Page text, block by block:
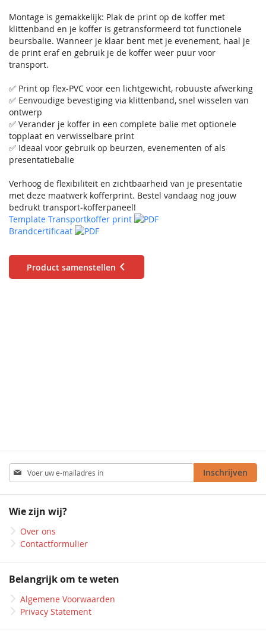
Montage is gemakkelijk: Plak de print op de koffer met
klittenband en je koffer is getransformeerd tot functionele
beursbalie. Wanneer je klaar bent met je evenement, haal je
de print eraf en gebruik je de koffer weer puur voor
transport.
✅ Print op flex‑PVC voor een lichtgewicht, robuuste afwerking
✅ Eenvoudige bevestiging via klittenband, snel wisselen van
ontwerp
✅ Verander je koffer in een complete balie met optionele
topplaat en verwisselbare print
✅ Ideaal voor gebruik op beurzen, evenementen of als
presentatiebalie
Verhoog de flexibiliteit en zichtbaarheid van je presentatie
met deze maatwerk kofferprint. Bestel vandaag nog jouw
bedrukt transport‑kofferpaneel!
Template Transportkoffer print
Brandcertificaat
Product samenstellen
Abonneer
u
op
nieuwsbrief
Inschrijven
Wie zijn wij?
Over ons
Contactformulier
Belangrijk om te weten
Algemene Voorwaarden
Privacy Statement